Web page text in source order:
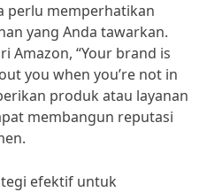
perlu memperhatikan
yang Anda tawarkan.
Amazon, “Your brand is
you when you’re not in
produk atau layanan
membangun reputasi
efektif untuk